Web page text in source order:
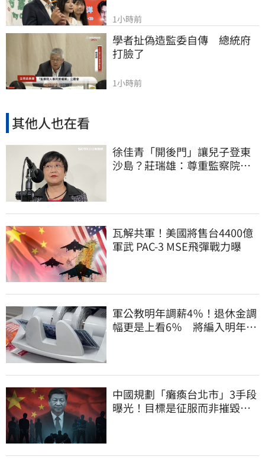
1小時前
學者扯偽造監委自傳　總統府
打臉了
1小時前
其他人也在看
徐佳青「開後門」讓兒子登東
沙島？莊瑞雄：尊重監察院調
瓦解共軍！美國將售台4400億
軍武 PAC-3 MSE飛彈戰力曝
軍公教明年調薪4％！退休金調
幅更是上看6％ 將編入明年度
中國規劃「癱瘓台北市」3手段
曝光！目標是征服而非摧毀、